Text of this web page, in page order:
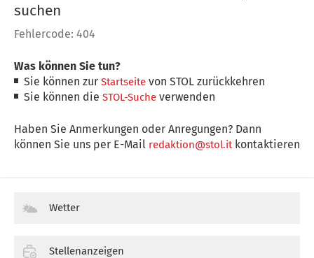
suchen
Fehlercode: 404
Was können Sie tun?
Sie können zurStartseite von STOL zurückkehren
Sie können dieSTOL-Suche verwenden
Haben Sie Anmerkungen oder Anregungen? Dann
können Sie uns per E-Mail redaktion@stol.itkontaktieren
Wetter
Stellenanzeigen